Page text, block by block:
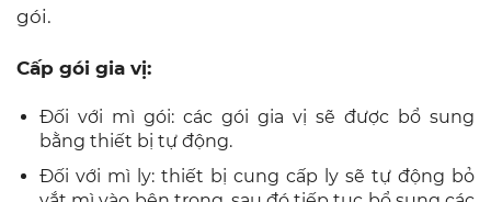
gói.
Cấp gói gia vị:
Đối với mì gói: các gói gia vị sẽ được bổ sung
bằng thiết bị tự động.
Đối với mì ly: thiết bị cung cấp ly sẽ tự động bỏ